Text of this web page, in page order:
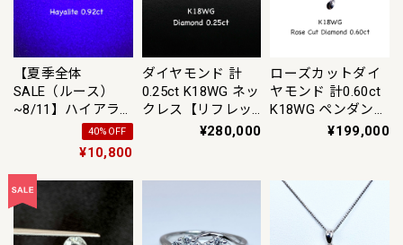
【夏季全体
SALE（ルース）
~8/11】ハイアラ
イト 0.92ct ルース
40%OFF
¥10,800
ダイヤモンド 計
0.25ct K18WG ネッ
クレス【リフレッ
シュメント(新品仕
返品可（※カード/
ク Twitter/X】あ
¥280,000
ローズカットダイ
ヤモンド 計0.60ct
K18WG ペンダント
トップ【リフレッ
等済)】【3日以内
返品可（※カード/
キャリア決済の場
¥199,000